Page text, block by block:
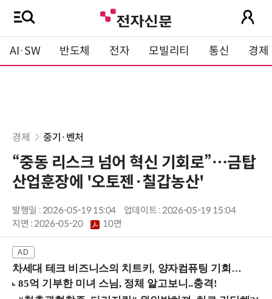
AI·SW 반도체 전자 모빌리티 통신 경제
경제 중기·벤처
“중동 리스크 넘어 혁신 기회로”…금탑
산업훈장에 '오토젠·칠갑농산'
발행일 : 2026-05-19 15:04
업데이트 : 2026-05-19 15:04
지면 :2026-05-20 10면
차세대 테크 비즈니스의 치트키, 양자컴퓨팅 기회를 선점하라! (8/28 강남역)